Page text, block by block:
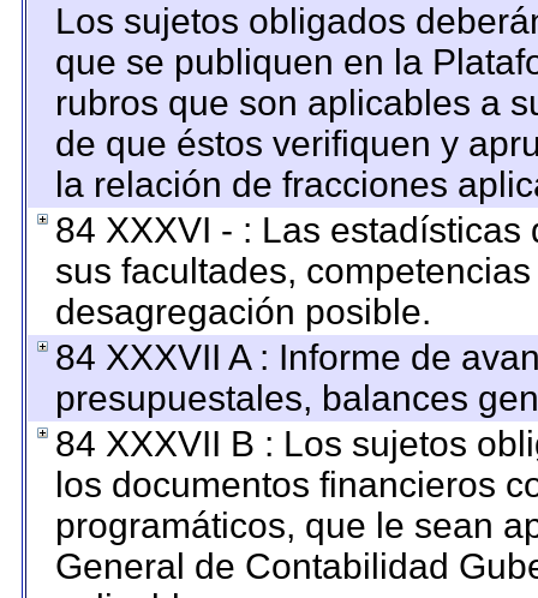
Los sujetos obligados
que se publiquen en la
rubros que son aplicables a
de que éstos verifiquen y
la relación de fracciones
84 XXXVI - : Las
sus facultades,
desagregación posible.
84 XXXVII A : Informe de
presupuestales, balances
84 XXXVII B : Los sujetos
los documentos financieros
programáticos, que le sean
General de Contabilidad